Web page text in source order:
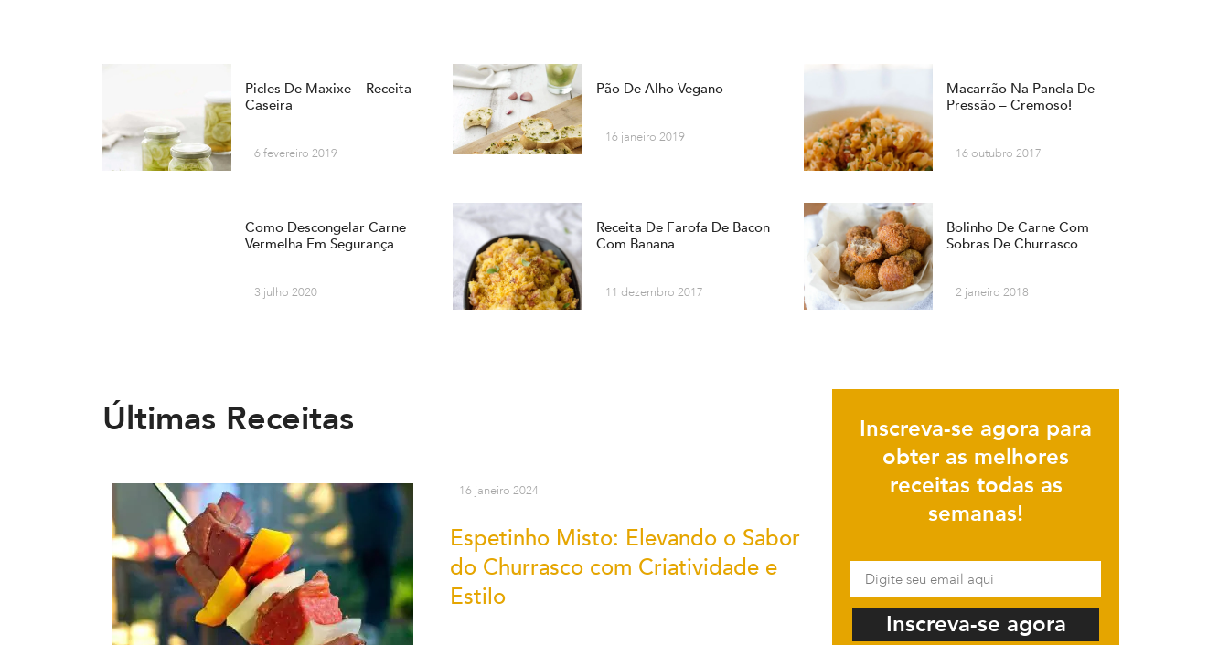
Picles De Maxixe – Receita
Caseira
6 fevereiro 2019
Pão De Alho Vegano
16 janeiro 2019
Macarrão Na Panela De
Pressão – Cremoso!
16 outubro 2017
Como Descongelar Carne
Vermelha Em Segurança
3 julho 2020
Receita De Farofa De Bacon
Com Banana
11 dezembro 2017
Bolinho De Carne Com
Sobras De Churrasco
2 janeiro 2018
Últimas Receitas
16 janeiro 2024
Espetinho Misto: Elevando o Sabor
do Churrasco com Criatividade e
Estilo
Inscreva-se agora para
obter as melhores
receitas todas as
semanas!
Inscreva-se agora